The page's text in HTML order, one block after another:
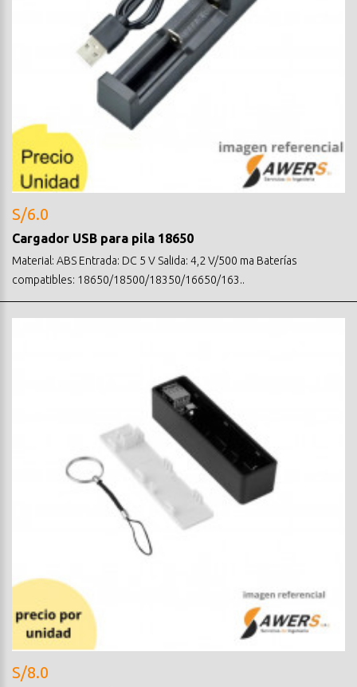
S/6.0
Cargador USB para pila 18650
Material: ABS Entrada: DC 5 V Salida: 4,2 V/500 ma Baterías
compatibles: 18650/18500/18350/16650/163..
S/8.0